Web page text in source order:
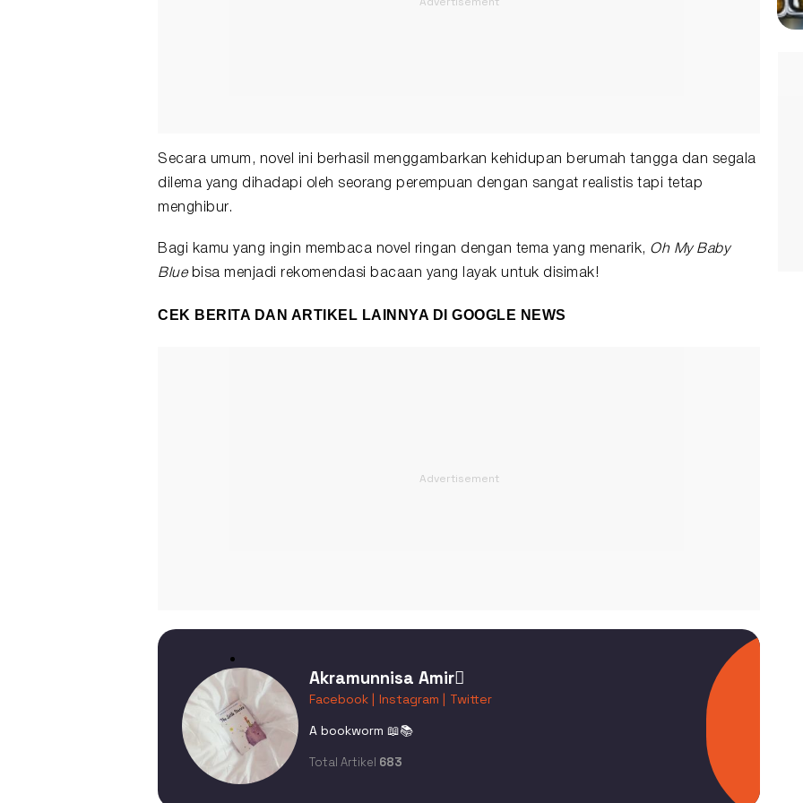
Secara umum, novel ini berhasil menggambarkan kehidupan berumah tangga dan segala
dilema yang dihadapi oleh seorang perempuan dengan sangat realistis tapi tetap
menghibur.
Bagi kamu yang ingin membaca novel ringan dengan tema yang menarik, Oh My Baby
Bluebisa menjadi rekomendasi bacaan yang layak untuk disimak!
CEK BERITA DAN ARTIKEL LAINNYA DI GOOGLE NEWS
Akramunnisa Amir
Facebook | Instagram | Twitter
A bookworm 📖📚
Total Artikel 683